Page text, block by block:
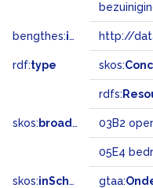
bengthes:inSet http://
rdf:type skos:
rdfs:
skos: broadMatch 03B2
05E4
skos:inScheme gtaa: